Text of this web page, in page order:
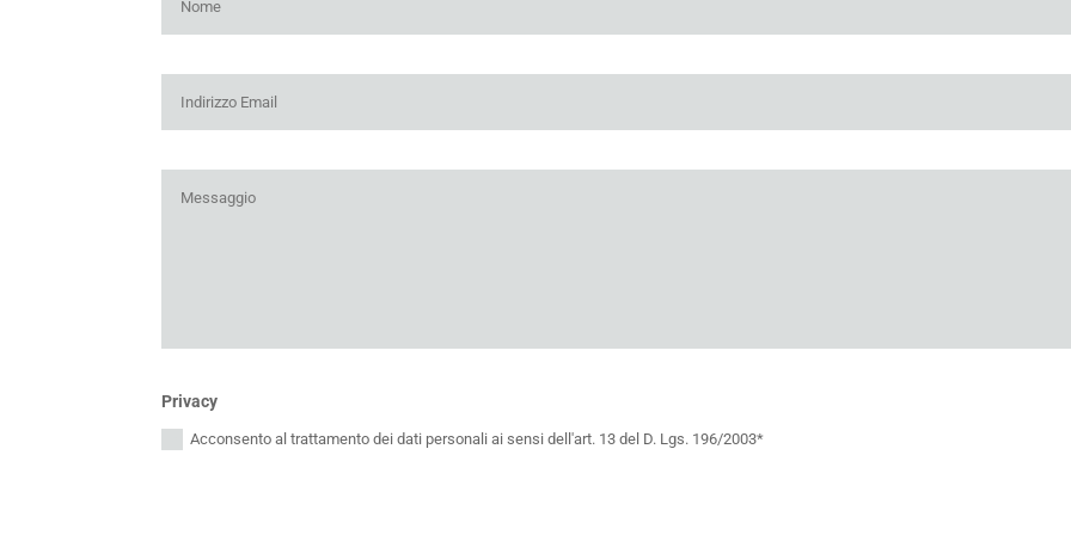
Privacy
Acconsento al trattamento dei dati personali ai sensi dell'art. 13 del D. Lgs. 196/2003*